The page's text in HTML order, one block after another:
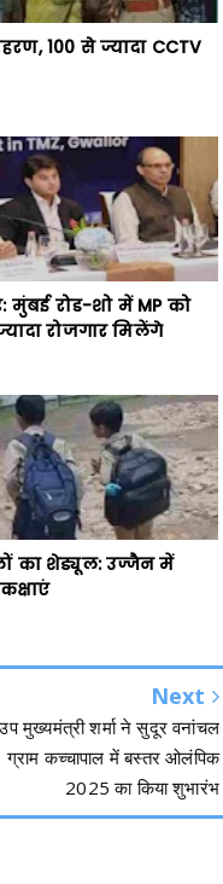
100 से ज्यादा CCTV
मुंबई रोड-शो में MP को
रोजगार मिलेंगे
का शेड्यूल: उज्जैन में
Next
मुख्यमंत्री शर्मा ने सुदूर वनांचल
ग्राम कच्चापाल में बस्तर ओलंपिक
2025 का किया शुभारंभ